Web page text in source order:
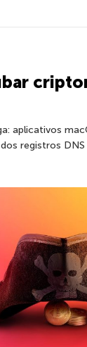
aplicativos
registros